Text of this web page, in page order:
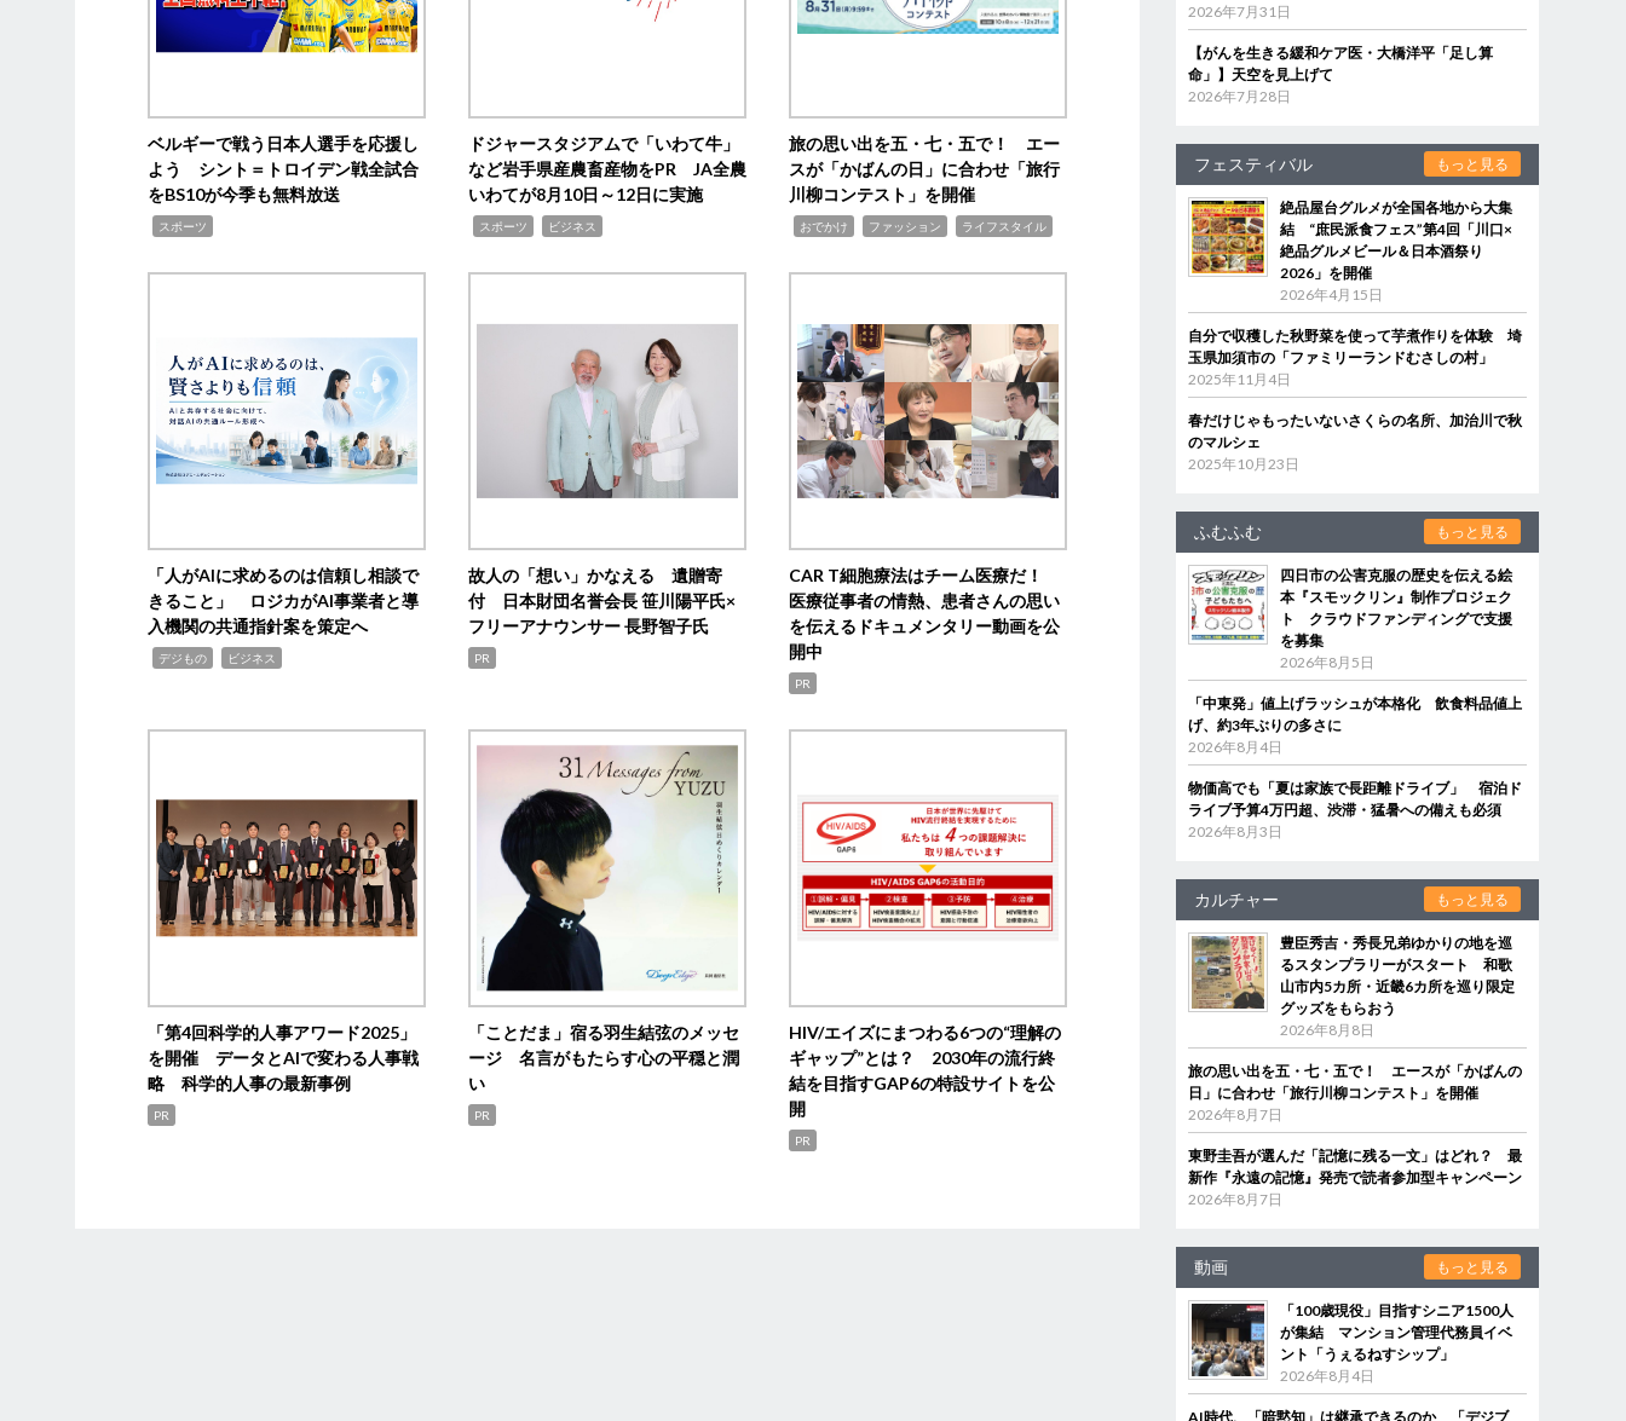
ベルギーで戦う日本人選手を応援し
よう シント＝トロイデン戦全試合
をBS10が今季も無料放送
スポーツ
ドジャースタジアムで「いわて牛」
など岩手県産農畜産物をPR JA全農
いわてが8月10日～12日に実施
スポーツ ビジネス
旅の思い出を五・七・五で！ エー
スが「かばんの日」に合わせ「旅行
川柳コンテスト」を開催
おでかけ ファッション ライフスタイル
「人がAIに求めるのは信頼し相談で
きること」 ロジカがAI事業者と導
入機関の共通指針案を策定へ
デジもの ビジネス
故人の「想い」かなえる 遺贈寄
付 日本財団名誉会長 笹川陽平氏×
フリーアナウンサー 長野智子氏
PR
CAR T細胞療法はチーム医療だ！
医療従事者の情熱、患者さんの思い
を伝えるドキュメンタリー動画を公
開中
PR
「第4回科学的人事アワード2025」
を開催 データとAIで変わる人事戦
略 科学的人事の最新事例
PR
「ことだま」宿る羽生結弦のメッセ
ージ 名言がもたらす心の平穏と潤
い
PR
HIV/エイズにまつわる6つの“理解の
ギャップ”とは？ 2030年の流行終
結を目指すGAP6の特設サイトを公
開
PR
2026年7月31日
【がんを生きる緩和ケア医・大橋洋平「足し算
命」】天空を見上げて
2026年7月28日
フェスティバル もっと見る
絶品屋台グルメが全国各地から大集
結 “庶民派食フェス”第4回「川口×
絶品グルメビール＆日本酒祭り
2026」を開催
2026年4月15日
自分で収穫した秋野菜を使って芋煮作りを体験 埼
玉県加須市の「ファミリーランドむさしの村」
2025年11月4日
春だけじゃもったいないさくらの名所、加治川で秋
のマルシェ
2025年10月23日
ふむふむ もっと見る
四日市の公害克服の歴史を伝える絵
本『スモックリン』制作プロジェク
ト クラウドファンディングで支援
を募集
2026年8月5日
「中東発」値上げラッシュが本格化 飲食料品値上
げ、約3年ぶりの多さに
2026年8月4日
物価高でも「夏は家族で長距離ドライブ」 宿泊ド
ライブ予算4万円超、渋滞・猛暑への備えも必須
2026年8月3日
カルチャー もっと見る
豊臣秀吉・秀長兄弟ゆかりの地を巡
るスタンプラリーがスタート 和歌
山市内5カ所・近畿6カ所を巡り限定
グッズをもらおう
2026年8月8日
旅の思い出を五・七・五で！ エースが「かばんの
日」に合わせ「旅行川柳コンテスト」を開催
2026年8月7日
東野圭吾が選んだ「記憶に残る一文」はどれ？ 最
新作『永遠の記憶』発売で読者参加型キャンペーン
2026年8月7日
動画 もっと見る
「100歳現役」目指すシニア1500人
が集結 マンション管理代務員イベ
ント「うぇるねすシップ」
2026年8月4日
AI時代、「暗黙知」は継承できるのか 「デジブ